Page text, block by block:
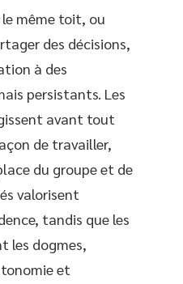
même toit, ou
des décisions,
à des
persistants. Les
avant tout
de travailler,
du groupe et de
valorisent
tandis que les
les dogmes,
et